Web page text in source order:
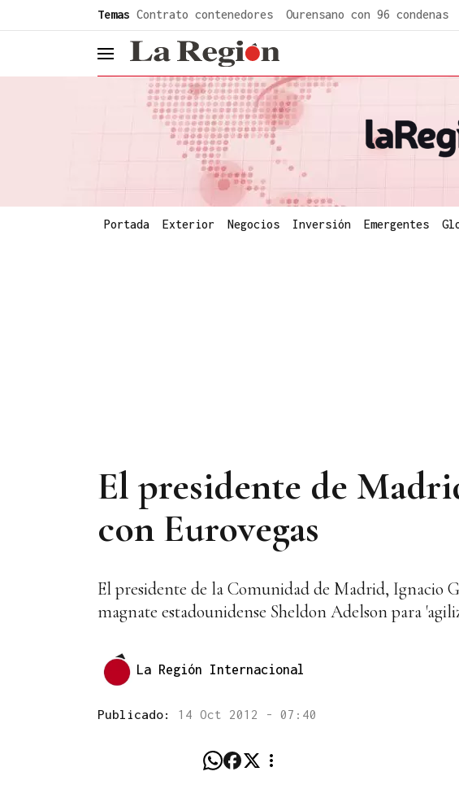
Temas Contrato contenedores Ourensano con 96 condenas
header.menu.open
Portada Exterior Negocios Inversión Emergentes
El presidente de
con Eurovegas
El presidente de la Comunidad de Madrid, Ignacio
magnate estadounidense Sheldon Adelson para
La Región Internacional
Publicado: 14 Oct 2012 - 07:40